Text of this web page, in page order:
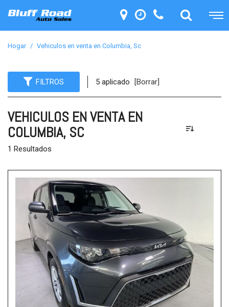
Hogar / Vehiculos en venta en Columbia, Sc
FILTROS 5 aplicado [Borrar]
VEHICULOS EN VENTA EN
COLUMBIA, SC
1 Resultados